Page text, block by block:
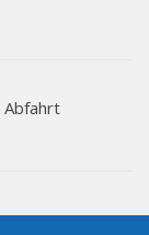
Abfahrt